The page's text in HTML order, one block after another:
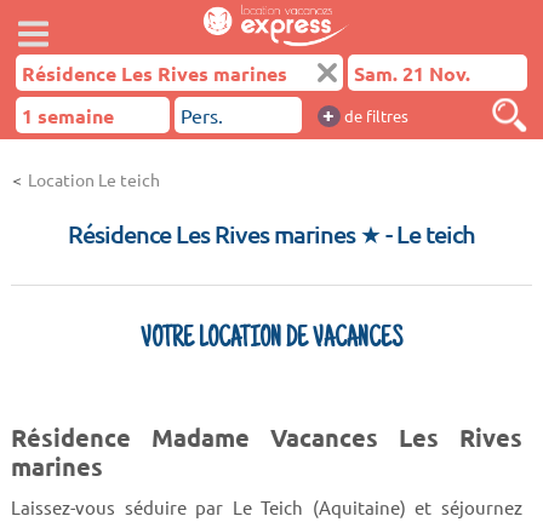
+ de filtres
Location Le teich
Résidence Les Rives marines ★- Le teich
VOTRE LOCATION DE VACANCES
Résidence Madame Vacances Les Rives
marines
Laissez-vous séduire par Le Teich (Aquitaine) et séjournez